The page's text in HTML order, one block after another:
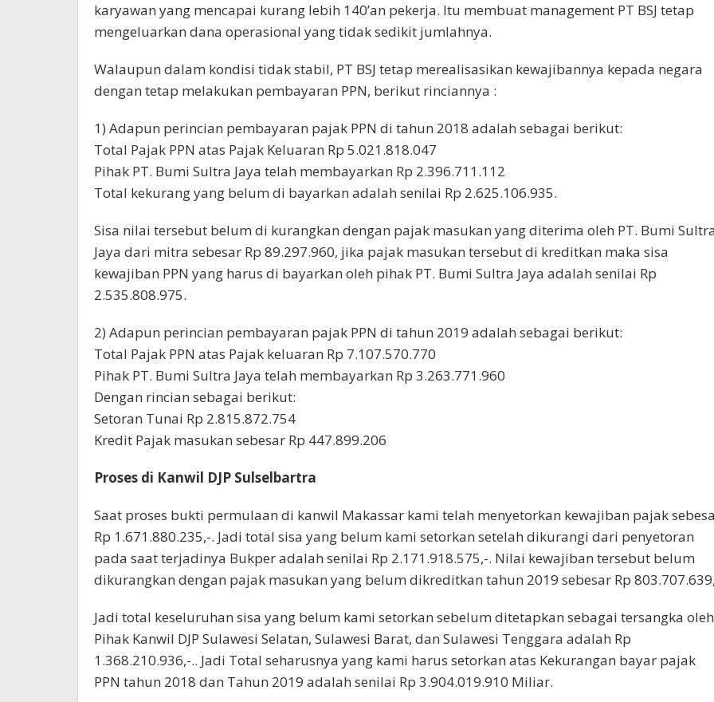
karyawan yang mencapai kurang lebih 140’an pekerja. Itu membuat management PT BSJ tetap
mengeluarkan dana operasional yang tidak sedikit jumlahnya.
Walaupun dalam kondisi tidak stabil, PT BSJ tetap merealisasikan kewajibannya kepada negara
dengan tetap melakukan pembayaran PPN, berikut rinciannya :
1) Adapun perincian pembayaran pajak PPN di tahun 2018 adalah sebagai berikut:
Total Pajak PPN atas Pajak Keluaran Rp 5.021.818.047
Pihak PT. Bumi Sultra Jaya telah membayarkan Rp 2.396.711.112
Total kekurang yang belum di bayarkan adalah senilai Rp 2.625.106.935.
Sisa nilai tersebut belum di kurangkan dengan pajak masukan yang diterima oleh PT. Bumi
Jaya dari mitra sebesar Rp 89.297.960, jika pajak masukan tersebut di kreditkan maka sisa
kewajiban PPN yang harus di bayarkan oleh pihak PT. Bumi Sultra Jaya adalah senilai Rp
2.535.808.975.
2) Adapun perincian pembayaran pajak PPN di tahun 2019 adalah sebagai berikut:
Total Pajak PPN atas Pajak keluaran Rp 7.107.570.770
Pihak PT. Bumi Sultra Jaya telah membayarkan Rp 3.263.771.960
Dengan rincian sebagai berikut:
Setoran Tunai Rp 2.815.872.754
Kredit Pajak masukan sebesar Rp 447.899.206
Proses di Kanwil DJP Sulselbartra
Saat proses bukti permulaan di kanwil Makassar kami telah menyetorkan kewajiban pajak
Rp 1.671.880.235,-. Jadi total sisa yang belum kami setorkan setelah dikurangi dari penyetoran
pada saat terjadinya Bukper adalah senilai Rp 2.171.918.575,-. Nilai kewajiban tersebut belum
dikurangkan dengan pajak masukan yang belum dikreditkan tahun 2019 sebesar Rp
Jadi total keseluruhan sisa yang belum kami setorkan sebelum ditetapkan sebagai tersangka oleh
Pihak Kanwil DJP Sulawesi Selatan, Sulawesi Barat, dan Sulawesi Tenggara adalah Rp
1.368.210.936,-.. Jadi Total seharusnya yang kami harus setorkan atas Kekurangan bayar pajak
PPN tahun 2018 dan Tahun 2019 adalah senilai Rp 3.904.019.910 Miliar.